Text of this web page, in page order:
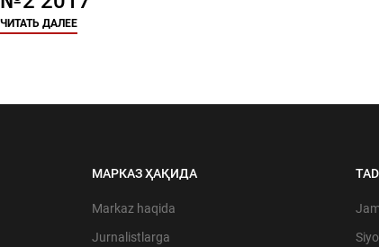
ЧИТАТЬ ДАЛЕЕ
МАРКАЗ ҲАҚИДА
Markaz haqida
Jurnalistlarga